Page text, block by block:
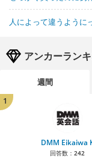
人によって違うように
アンカーラン
週間
1
DMM Eikaiwa
回答数： 242